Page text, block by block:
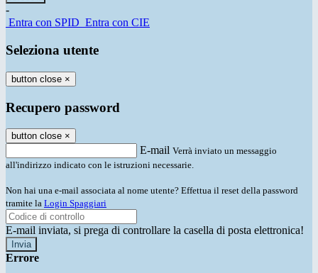
-
Entra con SPID Entra con CIE
Seleziona utente
button close ×
Recupero password
button close ×
E-mail Verrà inviato un messaggio
all'indirizzo indicato con le istruzioni necessarie.
Non hai una e-mail associata al nome utente? Effettua il reset della password
tramite la Login Spaggiari
E-mail inviata, si prega di controllare la casella di posta elettronica!
Errore